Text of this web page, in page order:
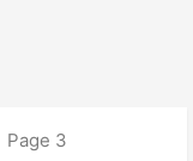
Page 3